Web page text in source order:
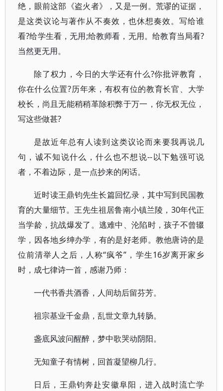
绝，眼前这部《盗火者》，又是一例。荒谬的证据，
是这类议论与著作从不奏效，也休想奏效。写给谁
看?给学生看，无用;给教师看，无用。给教育当局看?
当然更无用。
除了权力，今日的大学还有什么?你批评教育，
你在什么位置?历年来，有权有位的教育长官、大学
校长，尚且无能稍稍革除积弊于万一，你无权无位，
写这些做甚?
是故近年总有人读到这类议论而来要我再说几
句，诚不知说什么，什么也不想说--以下勉强可说
者，不着边际，是一点抄来的闲话。
近时读王鼎钧先生长篇回忆录，其中写到民国教
育的大量细节。王先生祖居鲁南小镇兰陵，30年代正
当学龄，抗战爆发了。逃难中、沦陷时，孩子不曾辍
学，因各地乡绅办学，有的是好老师。教他唐诗的是
位前清举人之后，人称“疯爷”，学生16岁离开家乡
时，成七律诗一首，感谢乃师：
一代书香共酒香，人间劫后留芬芳。
祖宗基业千金鼎，乱世文章九转肠。
盏底风波问醒醉，梦中歌哭动阴阳。
无知童子有情树，回首凝望柳几行。
日后，王鼎钧奔赴安徽阜阳，进入战时流亡学